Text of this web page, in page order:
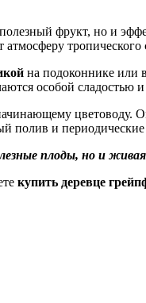
фрукт, но и
тропического
на подоконнике или
особой сладостью
цветоводу.
полив и
плоды, но и
купить деревце